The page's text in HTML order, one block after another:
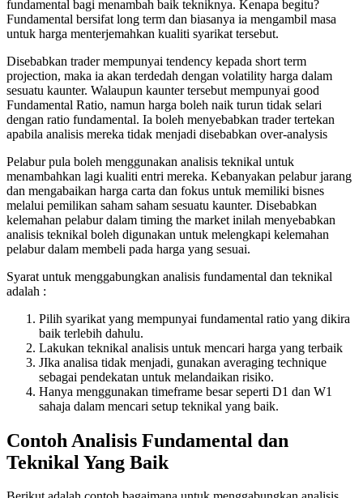
fundamental bagi menambah baik tekniknya. Kenapa begitu?
Fundamental bersifat long term dan biasanya ia mengambil masa
untuk harga menterjemahkan kualiti syarikat tersebut.
Disebabkan trader mempunyai tendency kepada short term
projection, maka ia akan terdedah dengan volatility harga dalam
sesuatu kaunter. Walaupun kaunter tersebut mempunyai good
Fundamental Ratio, namun harga boleh naik turun tidak selari
dengan ratio fundamental. Ia boleh menyebabkan trader tertekan
apabila analisis mereka tidak menjadi disebabkan over-analysis
Pelabur pula boleh menggunakan analisis teknikal untuk
menambahkan lagi kualiti entri mereka. Kebanyakan pelabur jarang
dan mengabaikan harga carta dan fokus untuk memiliki bisnes
melalui pemilikan saham saham sesuatu kaunter. Disebabkan
kelemahan pelabur dalam timing the market inilah menyebabkan
analisis teknikal boleh digunakan untuk melengkapi kelemahan
pelabur dalam membeli pada harga yang sesuai.
Syarat untuk menggabungkan analisis fundamental dan teknikal
adalah :
Pilih syarikat yang mempunyai fundamental ratio yang dikira
baik terlebih dahulu.
Lakukan teknikal analisis untuk mencari harga yang terbaik
JIka analisa tidak menjadi, gunakan averaging technique
sebagai pendekatan untuk melandaikan risiko.
Hanya menggunakan timeframe besar seperti D1 dan W1
sahaja dalam mencari setup teknikal yang baik.
Contoh Analisis Fundamental dan
Teknikal Yang Baik